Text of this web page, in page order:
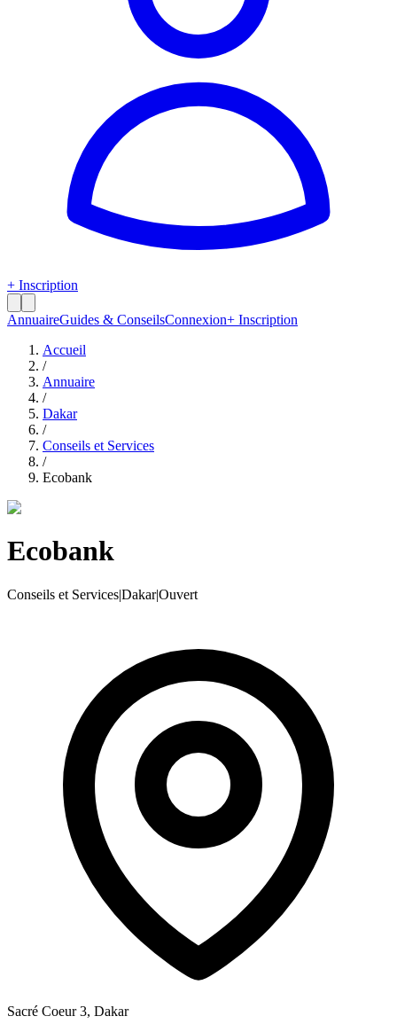
+ Inscription
AnnuaireGuides & ConseilsConnexion+ Inscription
Accueil
/
Annuaire
/
Dakar
/
Conseils et Services
/
Ecobank
Ecobank
Conseils et Services|Dakar|Ouvert
Sacré Coeur 3, Dakar